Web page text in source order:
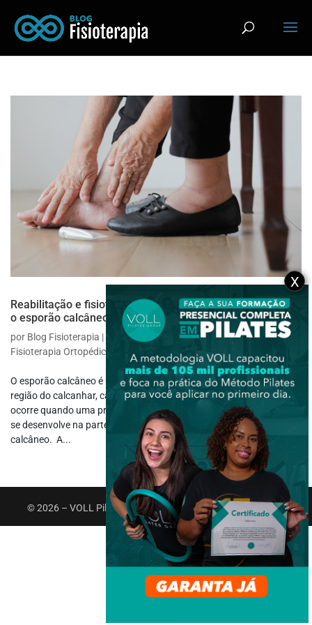
Reabilitação e fisioterapia: aliados cruciais na luta contra
o esporão calcâneo
por Blog Fisioterapia | set 27, 2023| Fisioterapia Específica
Fisioterapia Ortopédica
O esporão calcâneo é uma condição ortopédica comum que afeta a
região do calcanhar, causando dor e desconforto. Essa condição
ocorre quando uma protuberância óssea, conhecida como esporão,
se desenvolve na parte inferior do osso do calcanhar, chamada de
calcâneo. A...
© 2026 – VOLL Pilates Group. Todos os direitos reservados.
X